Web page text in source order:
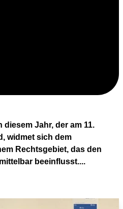
Jahr, der am 11.
widmet sich dem
Rechtsgebiet, das den
beeinflusst....